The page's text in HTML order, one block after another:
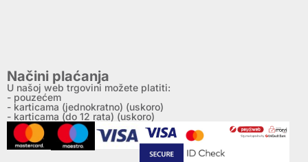
Načini plaćanja
U našoj web trgovini možete platiti:
- pouzećem
- karticama (jednokratno) (uskoro)
- karticama (do 12 rata) (uskoro)